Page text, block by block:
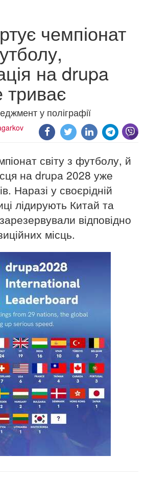
чемпіонат
на drupa
у поліграфії
світу з футболу, й
на drupa 2028 уже
Наразі у своєрідній
лідирують Китай та
відповідно
місць.